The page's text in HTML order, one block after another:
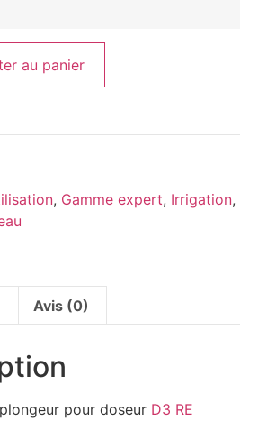
au panier
, Gamme expert, Irrigation,
Avis (0)
pour doseur D3 RE